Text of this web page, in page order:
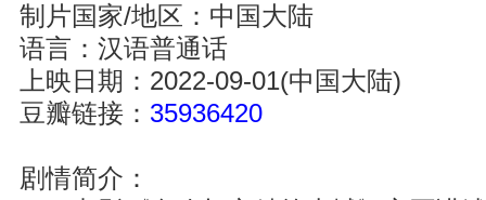
制片国家/地区：中国大陆
语言：汉语普通话
上映日期：2022-09-01(中国大陆)
豆瓣链接： 35936420
剧情简介：